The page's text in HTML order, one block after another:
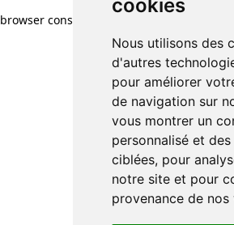
cookies
Nous utilisons des
d'autres
pour améliorer
de navigation sur
vous montrer un
personnalisé et
ciblées, pour
notre site et pour
provenance de nos
browser console for more information)